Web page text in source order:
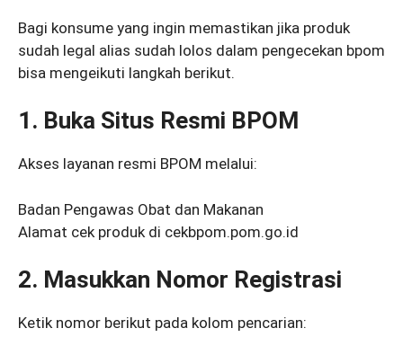
Bagi konsume yang ingin memastikan jika produk
sudah legal alias sudah lolos dalam pengecekan bpom
bisa mengeikuti langkah berikut.
1. Buka Situs Resmi BPOM
Akses layanan resmi BPOM melalui:
Badan Pengawas Obat dan Makanan
Alamat cek produk di cekbpom.pom.go.id
2. Masukkan Nomor Registrasi
Ketik nomor berikut pada kolom pencarian: